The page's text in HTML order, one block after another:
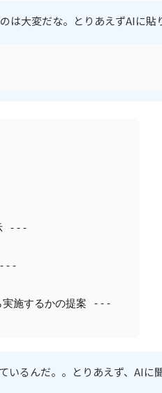
大変だな。とりあえずAIに貼
---
---
実施するかの提案 ---
いるんだ。。とりあえず、AIに